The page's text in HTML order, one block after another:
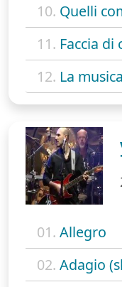
10. Quelli
11. Faccia di
12. La
01. Allegro
02. Adagio